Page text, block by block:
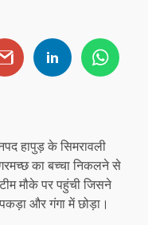
हापुड़ के सिमरावली
का बच्चा निकलने से
मौके पर पहुंची जिसने
और गंगा में छोड़ा।